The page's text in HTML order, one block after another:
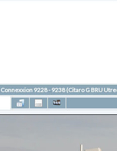
Connexxion 9228 - 9238 (Citaro G BRU